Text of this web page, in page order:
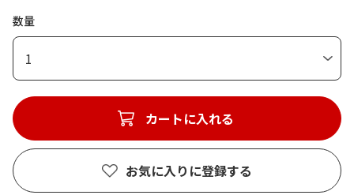
数量
1
カートに入れる
お気に入りに登録する